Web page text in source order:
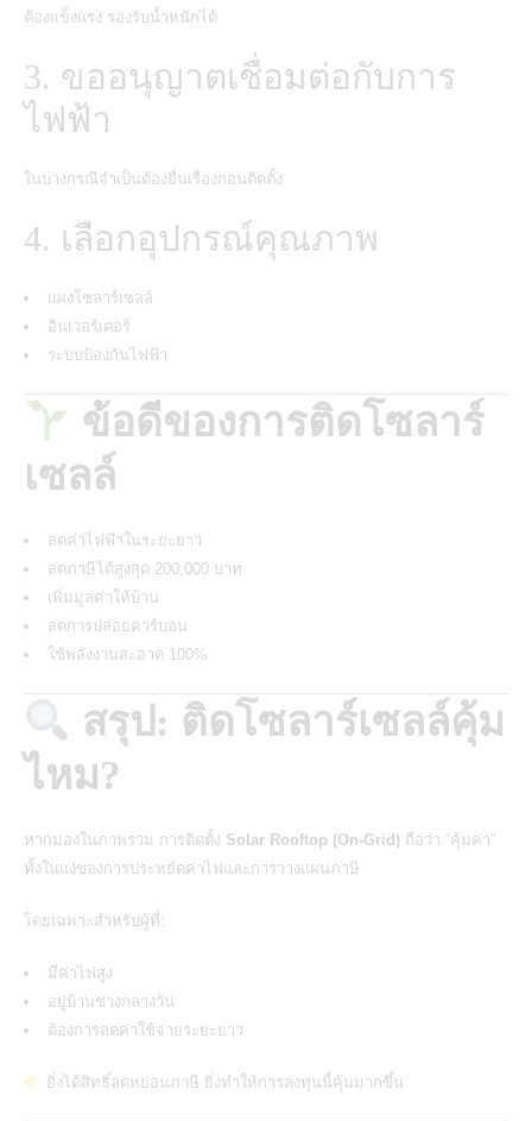
ต้องแข็งแรง รองรับน้ำหนักได้
3. ขออนุญาตเชื่อมต่อกับการ
ไฟฟ้า
ในบางกรณีจำเป็นต้องยื่นเรื่องก่อนติดตั้ง
4. เลือกอุปกรณ์คุณภาพ
แผงโซลาร์เซลล์
อินเวอร์เตอร์
ระบบป้องกันไฟฟ้า
ข้อดีของการติดโซลาร์
เซลล์
ลดค่าไฟฟ้าในระยะยาว
ลดภาษีได้สูงสุด 200,000 บาท
เพิ่มมูลค่าให้บ้าน
ลดการปล่อยคาร์บอน
ใช้พลังงานสะอาด 100%
สรุป: ติดโซลาร์เซลล์คุ้ม
ไหม?
หากมองในภาพรวม การติดตั้ง Solar Rooftop (On-Grid) ถือว่า “คุ้มค่า”
ทั้งในแง่ของการประหยัดค่าไฟและการวางแผนภาษี
โดยเฉพาะสำหรับผู้ที่:
มีค่าไฟสูง
อยู่บ้านช่วงกลางวัน
ต้องการลดค่าใช้จ่ายระยะยาว
ยิ่งได้สิทธิ์ลดหย่อนภาษี ยิ่งทำให้การลงทุนนี้คุ้มมากขึ้น